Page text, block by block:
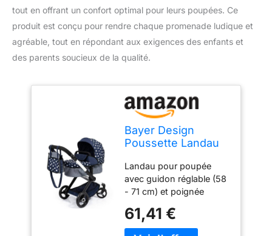
tout en offrant un confort optimal pour leurs poupées. Ce
produit est conçu pour rendre chaque promenade ludique et
agréable, tout en répondant aux exigences des enfants et
des parents soucieux de la qualité.
Bayer Design
Poussette Landau
avec Sac
Landau pour poupée
avec guidon réglable (58
- 71 cm) et poignée
pour poupée convient
aux poupons jusqu'à 46
61,41 €